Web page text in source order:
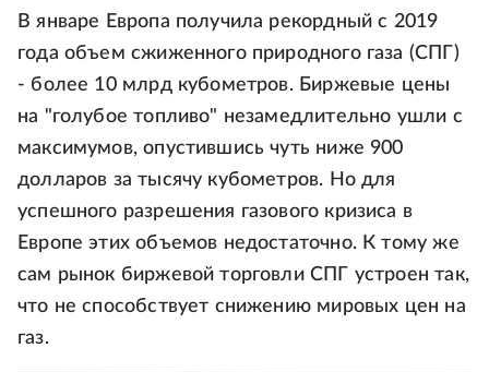
В январе Европа получила рекордный с 2019
года объем сжиженного природного газа (СПГ)
- более 10 млрд кубометров. Биржевые цены
на "голубое топливо" незамедлительно ушли с
максимумов, опустившись чуть ниже 900
долларов за тысячу кубометров. Но для
успешного разрешения газового кризиса в
Европе этих объемов недостаточно. К тому же
сам рынок биржевой торговли СПГ устроен так,
что не способствует снижению мировых цен на
газ.